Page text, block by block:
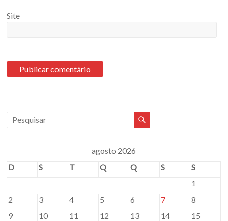
Site
agosto 2026
D
S T Q Q S
S
1
2
3 4 5 6 7
8
9
10 11 12 13 14
15